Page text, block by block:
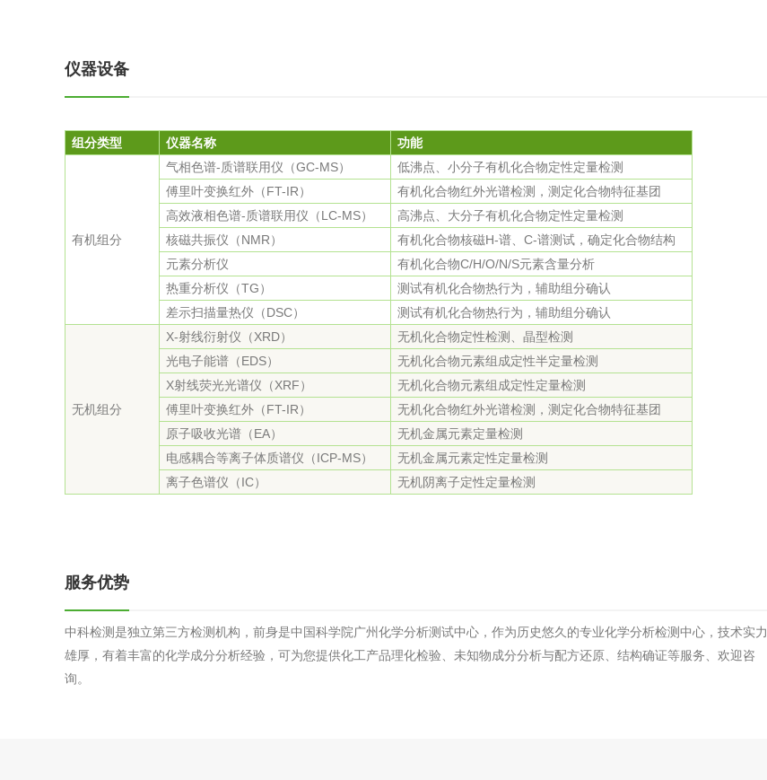
仪器设备
组分类型 仪器名称 功能
有机组分
气相色谱-质谱联用仪（GC-MS）
低沸点、小分子有机化合物定性定量检测
傅里叶变换红外（FT-IR）
有机化合物红外光谱检测，测定化合物特征基团
高效液相色谱-质谱联用仪（LC-MS）
高沸点、大分子有机化合物定性定量检测
核磁共振仪（NMR）
有机化合物核磁H-谱、C-谱测试，确定化合物结构
元素分析仪
有机化合物C/H/O/N/S元素含量分析
热重分析仪（TG）
测试有机化合物热行为，辅助组分确认
差示扫描量热仪（DSC）
测试有机化合物热行为，辅助组分确认
无机组分
X-射线衍射仪（XRD）
无机化合物定性检测、晶型检测
光电子能谱（EDS）
无机化合物元素组成定性半定量检测
X射线荧光光谱仪（XRF）
无机化合物元素组成定性定量检测
傅里叶变换红外（FT-IR）
无机化合物红外光谱检测，测定化合物特征基团
原子吸收光谱（EA）
无机金属元素定量检测
电感耦合等离子体质谱仪（ICP-MS）
无机金属元素定性定量检测
离子色谱仪（IC）
无机阴离子定性定量检测
服务优势
中科检测是独立第三方检测机构，前身是中国科学院广州化学分析测试中心，作为历史悠久的专业化学分析检测中心，技术实力
雄厚，有着丰富的化学成分分析经验，可为您提供化工产品理化检验、未知物成分分析与配方还原、结构确证等服务、欢迎咨
询。